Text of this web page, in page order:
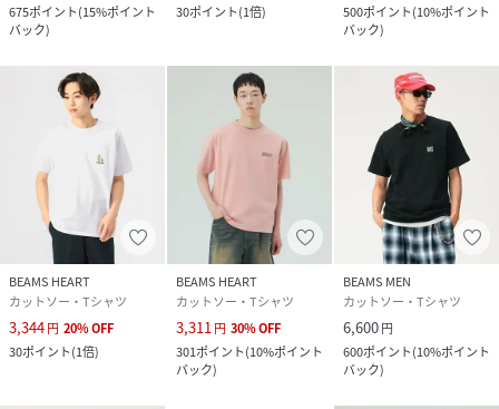
675ポイント(15%ポイント
バック)
30ポイント(1倍)
500ポイント(10%ポイント
バック)
BEAMS HEART
カットソー・Tシャツ
3,344円 20%OFF
30ポイント(1倍)
BEAMS HEART
カットソー・Tシャツ
3,311 円 30%OFF
301ポイント(10%ポイント
バック)
BEAMS MEN
カットソー・Tシャツ
6,600円
600ポイント(10%ポイント
バック)